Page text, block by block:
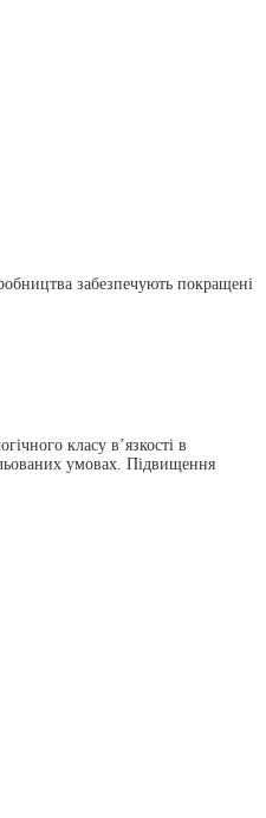
забезпечують покращені
класу в’язкості в
умовах. Підвищення